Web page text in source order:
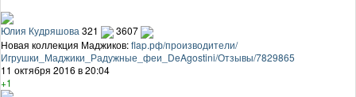
Юлия Кудряшова 321
3607
Новая коллекция Маджиков:flap.рф/производители/
Игрушки_Маджики_Радужные_феи_DeAgostini/Отзывы/7829865
11 октября 2016 в 20:04
+1